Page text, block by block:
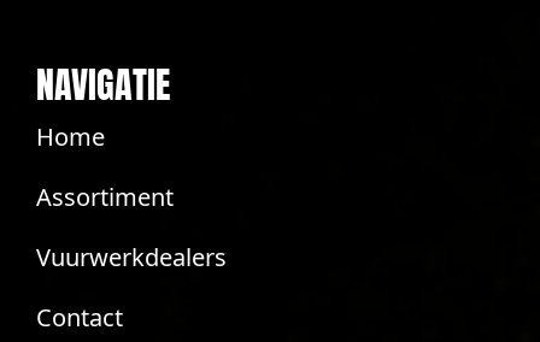
NAVIGATIE
Home
Assortiment
Vuurwerkdealers
Contact